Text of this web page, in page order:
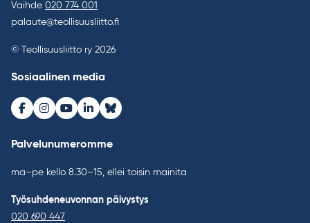
Vaihde 020 774 001
palaute@teollisuusliitto.fi
© Teollisuusliitto ry 2026
Sosiaalinen media
Facebook
Instagram
Youtube
LinkedInBluesky
Palvelunumeromme
ma–pe kello 8.30–15, ellei toisin mainita
Työsuhdeneuvonnan päivystys
020 690 447